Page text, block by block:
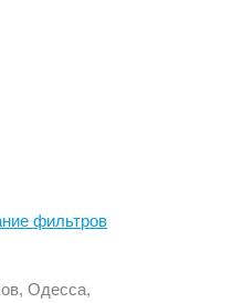
фильтров
Одесса,